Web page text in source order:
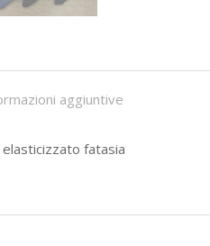
aggiuntive
elasticizzato fatasia